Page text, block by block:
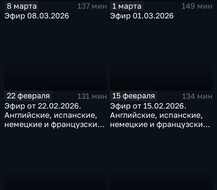
8 марта
137 мин
Эфир 08.03.2026
1 марта
149 мин
Эфир 01.03.2026
22 февраля
131 мин
Эфир от 22.02.2026.
Английские, испанские,
немецкие и французские
15 февраля
134 мин
Эфир от 15.02.2026.
Английские, испанские,
немецкие и французские